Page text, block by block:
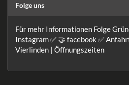
Folge uns
Für mehr Informationen Folge
Instagram ✅ 🤝 facebook ✅
Vierlinden | Öffnungszeiten